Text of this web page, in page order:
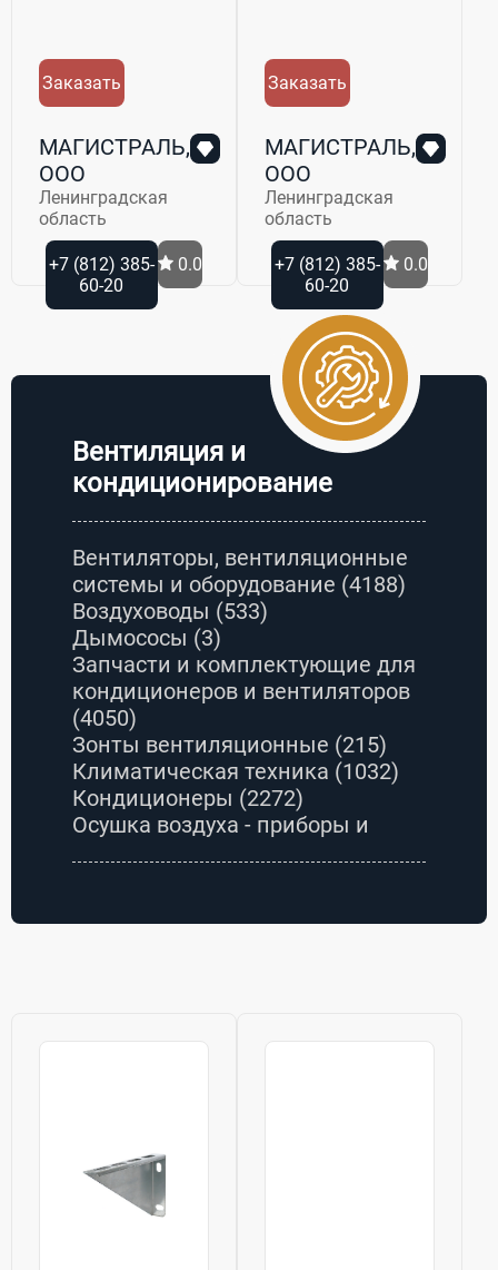
Заказать
МАГИСТРАЛЬ,
ООО
Ленинградская
область
+7 (812) 385-
60-20
0.0
Заказать
МАГИСТРАЛЬ,
ООО
Ленинградская
область
+7 (812) 385-
60-20
0.0
Вентиляция и
кондиционирование
Вентиляторы, вентиляционные
системы и оборудование (4188)
Воздуховоды (533)
Дымососы (3)
Запчасти и комплектующие для
кондиционеров и вентиляторов
(4050)
Зонты вентиляционные (215)
Климатическая техника (1032)
Кондиционеры (2272)
Осушка воздуха - приборы и
Очистка и увлажнение воздуха -